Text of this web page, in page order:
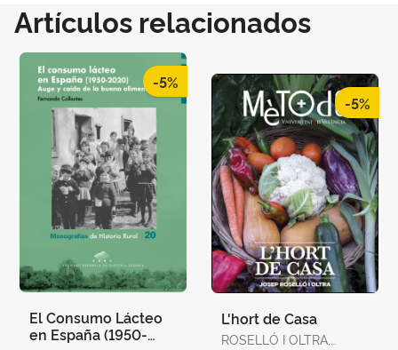
Artículos relacionados
-5%
El Consumo Lácteo
en España (1950-
-5%
L'hort de Casa
ROSELLÓ I OLTRA,